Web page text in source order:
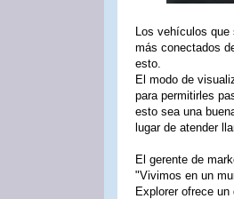
Los vehículos que
más conectados
esto.
El modo de
para permitirles
esto sea una
lugar de atender
El gerente de
"Vivimos en un
Explorer ofrece